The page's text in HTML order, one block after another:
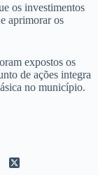
os investimentos
aprimorar os
expostos os
de ações integra
no município.